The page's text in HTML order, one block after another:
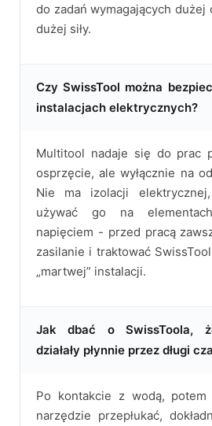
do zadań wymagających
dużej siły.
Czy SwissTool można
instalacjach elektrycznych?
Multitool nadaje się do prac
osprzęcie, ale wyłącznie na
Nie ma izolacji
używać go na
napięciem - przed pracą
zasilanie i traktować
„martwej” instalacji.
Jak dbać o SwissToola,
działały płynnie przez długi
Po kontakcie z wodą, potem
narzędzie przepłukać,